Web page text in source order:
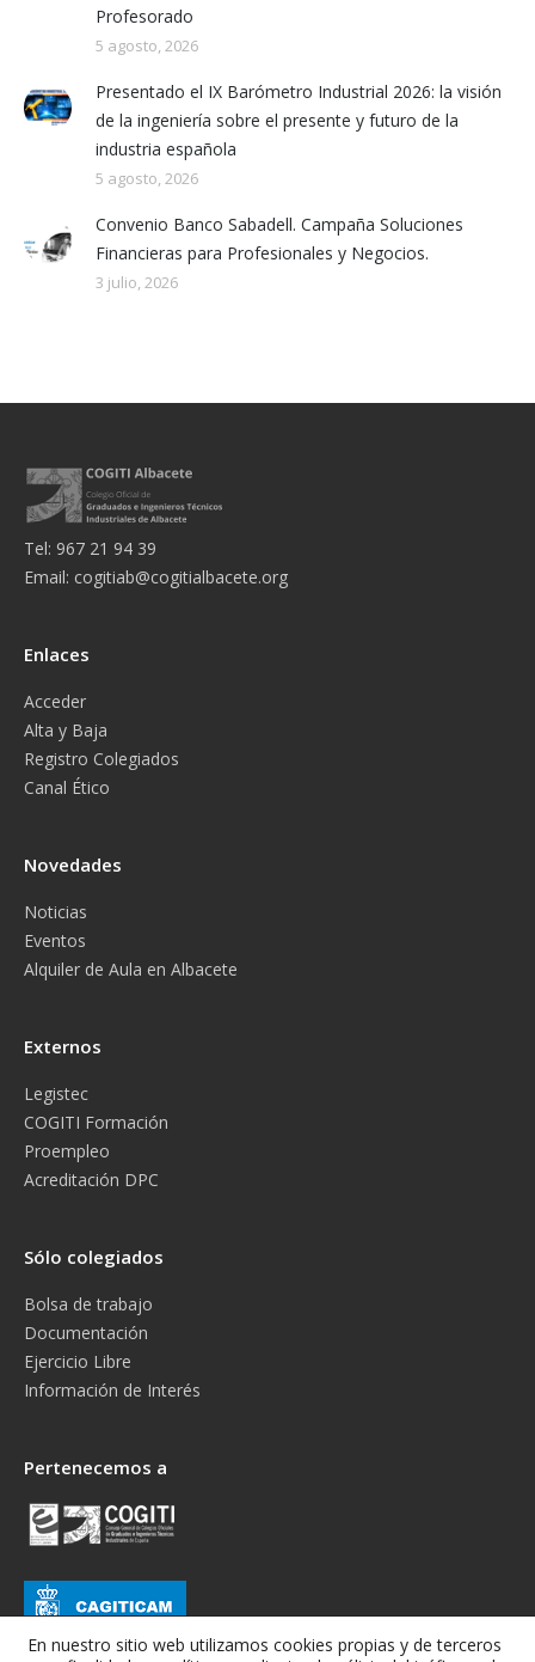
Profesorado
5 agosto, 2026
Presentado el IX Barómetro Industrial 2026: la visión
de la ingeniería sobre el presente y futuro de la
industria española
5 agosto, 2026
Convenio Banco Sabadell. Campaña Soluciones
Financieras para Profesionales y Negocios.
3 julio, 2026
Tel: 967 21 94 39
Email: cogitiab@cogitialbacete.org
Enlaces
Acceder
Alta y Baja
Registro Colegiados
Canal Ético
Novedades
Noticias
Eventos
Alquiler de Aula en Albacete
Externos
Legistec
COGITI Formación
Proempleo
Acreditación DPC
Sólo colegiados
Bolsa de trabajo
Documentación
Ejercicio Libre
Información de Interés
Pertenecemos a
En nuestro sitio web utilizamos cookies propias y de terceros